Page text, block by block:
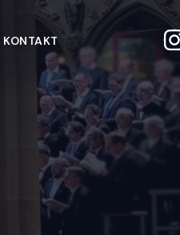
KONTAKT